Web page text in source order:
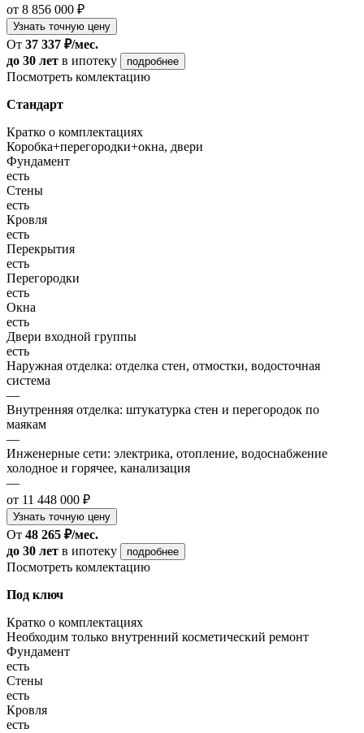
от 8 856 000 ₽
Узнать точную цену
От 37 337 ₽/мес.
до 30 лет в ипотеку подробнее
Посмотреть комлектацию
Стандарт
Кратко о комплектациях
Коробка+перегородки+окна, двери
Фундамент
есть
Стены
есть
Кровля
есть
Перекрытия
есть
Перегородки
есть
Окна
есть
Двери входной группы
есть
Наружная отделка: отделка стен, отмостки, водосточная
система
—
Внутренняя отделка: штукатурка стен и перегородок по
маякам
—
Инженерные сети: электрика, отопление, водоснабжение
холодное и горячее, канализация
—
от 11 448 000 ₽
Узнать точную цену
От 48 265 ₽/мес.
до 30 лет в ипотеку подробнее
Посмотреть комлектацию
Под ключ
Кратко о комплектациях
Необходим только внутренний косметический ремонт
Фундамент
есть
Стены
есть
Кровля
есть